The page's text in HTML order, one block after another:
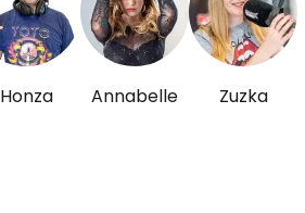
Honza Annabelle Zuzka